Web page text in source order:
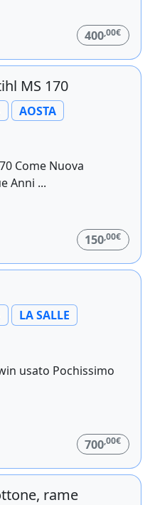
400,00€
MS 170
AOSTA
Come Nuova
Anni ...
150,00€
LA SALLE
usato Pochissimo
700,00€
rame